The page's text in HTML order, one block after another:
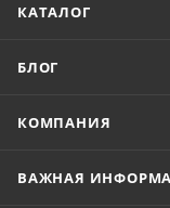
КАТАЛОГ
БЛОГ
КОМПАНИЯ
ВАЖНАЯ